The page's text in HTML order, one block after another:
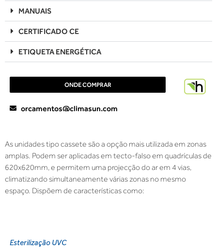
MANUAIS
CERTIFICADO CE
ETIQUETA ENERGÉTICA
ONDE COMPRAR
orcamentos@climasun.com
As unidades tipo cassete são a opção mais utilizada em zonas
amplas. Podem ser aplicadas em tecto-falso em quadrículas de
620x620mm, e permitem uma projecção do ar em 4 vias,
climatizando simultaneamente várias zonas no mesmo
espaço. Dispõem de características como:
Esterilização UVC